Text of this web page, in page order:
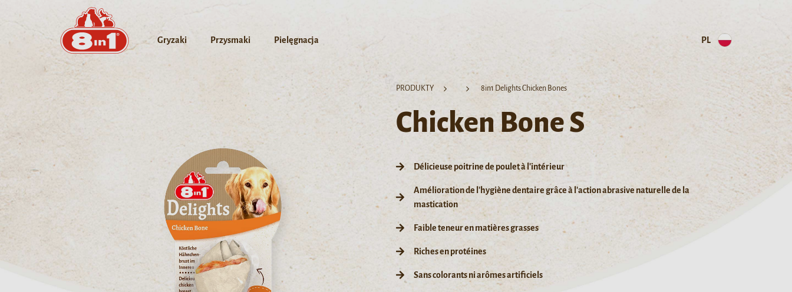
Gryzaki Przysmaki Pielęgnacja PL
PRODUKTY 8in1 Delights Chicken Bones
Chicken Bone S
Délicieuse poitrine de poulet à l'intérieur
Amélioration de l'hygiène dentaire grâce à l'action abrasive naturelle de la
mastication
Faible teneur en matières grasses
Riches en protéines
Sans colorants ni arômes artificiels